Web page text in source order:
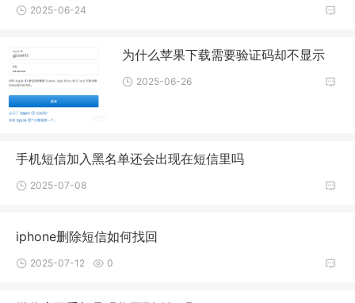
2025-06-24
为什么苹果下载需要验证码却不显示
2025-06-26
手机短信加入黑名单还会出现在短信里吗
2025-07-08
iphone删除短信如何找回
2025-07-12 0